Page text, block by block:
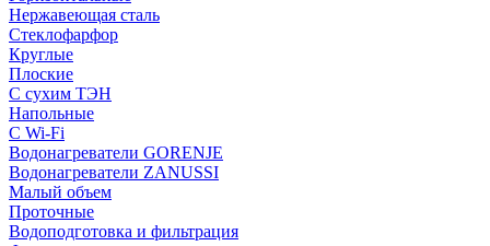
Нержавеющая сталь
Стеклофарфор
Круглые
Плоские
С сухим ТЭН
Напольные
С Wi-Fi
Водонагреватели GORENJE
Водонагреватели ZANUSSI
Малый объем
Проточные
Водоподготовка и фильтрация